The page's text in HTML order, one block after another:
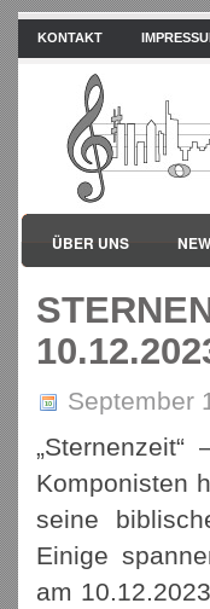
KONTAKT
ÜBER UNS
September
Komponisten
seine
Einige
am